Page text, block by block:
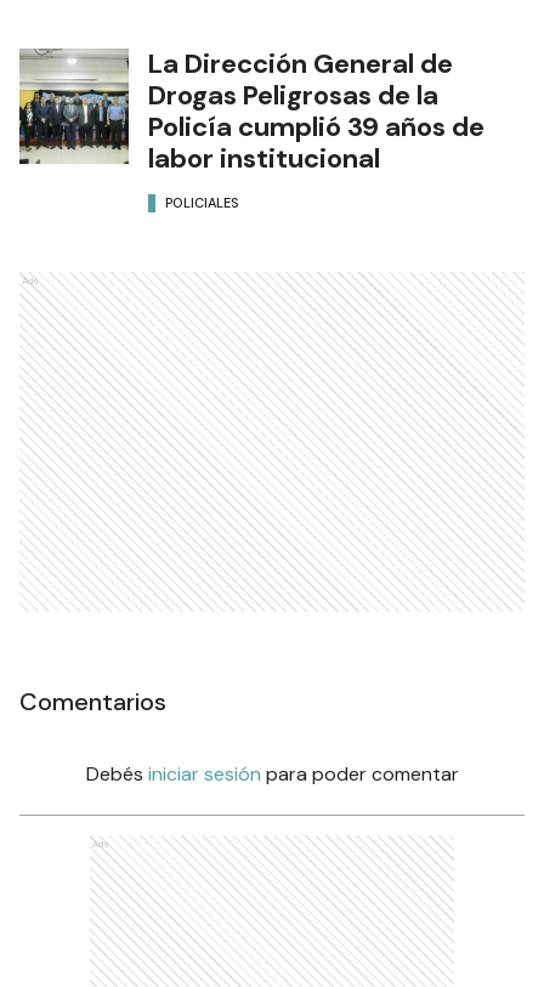
La Dirección General de
Drogas Peligrosas de la
Policía cumplió 39 años de
labor institucional
POLICIALES
Ads
Comentarios
Debés iniciar sesión para poder comentar
Ads